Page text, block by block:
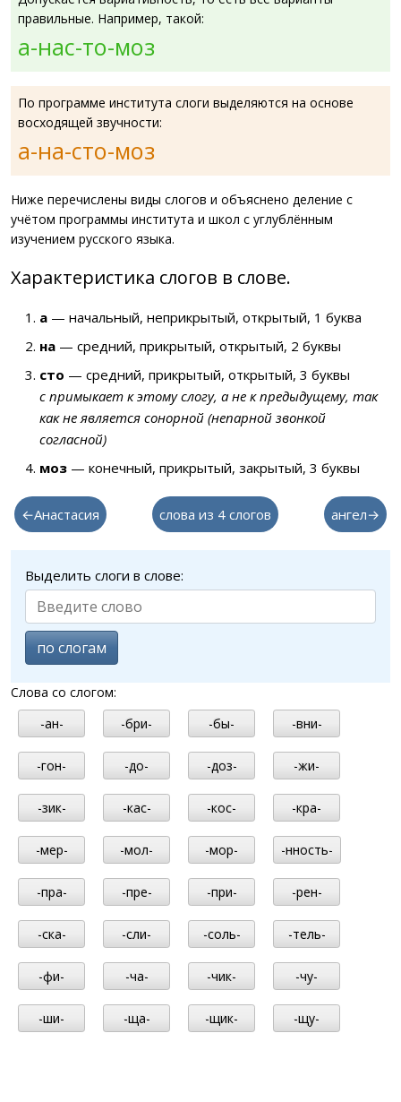
правильные. Например, такой:
а-нас-то-моз
По программе института слоги выделяются на основе
восходящей звучности:
а-на-сто-моз
Ниже перечислены виды слогов и объяснено деление с
учётом программы института и школ с углублённым
изучением русского языка.
Характеристика слогов в слове.
а — начальный, неприкрытый, открытый, 1 буква
на — средний, прикрытый, открытый, 2 буквы
сто — средний, прикрытый, открытый, 3 буквы
с примыкает к этому слогу, а не к предыдущему, так
как не является сонорной (непарной звонкой
согласной)
моз — конечный, прикрытый, закрытый, 3 буквы
←Анастасия слова из 4 слогов ангел→
Выделить слоги в слове:
по слогам
Слова со слогом:
-ан-
-бри- -бы- -вни-
-гон- -до- -доз- -жи-
-зик- -кас- -кос- -кра-
-мер- -мол- -мор- -нность-
-пра- -пре- -при- -рен-
-ска- -сли- -соль- -тель-
-фи- -ча- -чик- -чу-
-ши- -ща- -щик- -щу-